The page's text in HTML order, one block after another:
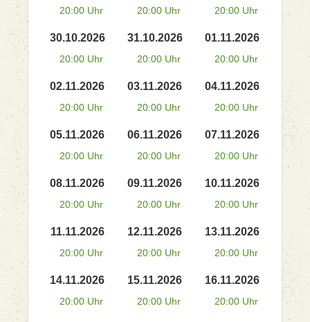
20:00 Uhr 20:00 Uhr 20:00 Uhr
30.10.2026
20:00 Uhr
31.10.2026
20:00 Uhr
01.11.2026
20:00 Uhr
02.11.2026
20:00 Uhr
03.11.2026
20:00 Uhr
04.11.2026
20:00 Uhr
05.11.2026
20:00 Uhr
06.11.2026
20:00 Uhr
07.11.2026
20:00 Uhr
08.11.2026
20:00 Uhr
09.11.2026
20:00 Uhr
10.11.2026
20:00 Uhr
11.11.2026
20:00 Uhr
12.11.2026
20:00 Uhr
13.11.2026
20:00 Uhr
14.11.2026
20:00 Uhr
15.11.2026
20:00 Uhr
16.11.2026
20:00 Uhr